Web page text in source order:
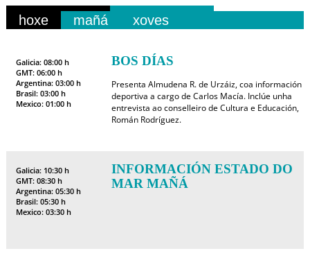
Europa
América
hoxe mañá xoves
Galicia: 08:00 h
GMT: 06:00 h
Argentina: 03:00 h
Brasil: 03:00 h
Mexico: 01:00 h
BOS DÍAS
Presenta Almudena R. de Urzáiz, coa información
deportiva a cargo de Carlos Macía. Inclúe unha
entrevista ao conselleiro de Cultura e Educación,
Román Rodríguez.
Galicia: 10:30 h
GMT: 08:30 h
Argentina: 05:30 h
Brasil: 05:30 h
Mexico: 03:30 h
INFORMACIÓN ESTADO DO
MAR MAÑÁ